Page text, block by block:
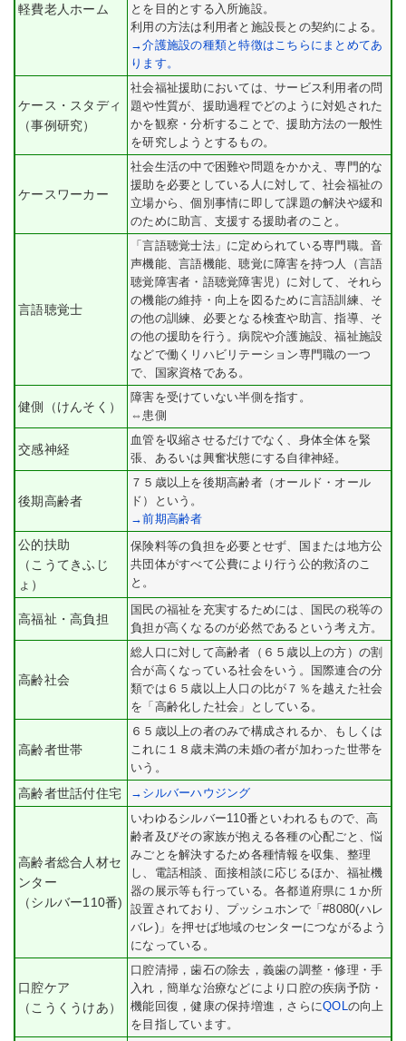
軽費老人ホーム
とを目的とする入所施設。
利用の方法は利用者と施設長との契約による。
→介護施設の種類と特徴はこちらにまとめてあ
ります。
ケース・スタディ
（事例研究）
社会福祉援助においては、サービス利用者の問
題や性質が、援助過程でどのように対処された
かを観察・分析することで、援助方法の一般性
を研究しようとするもの。
ケースワーカー
社会生活の中で困難や問題をかかえ、専門的な
援助を必要としている人に対して、社会福祉の
立場から、個別事情に即して課題の解決や緩和
のために助言、支援する援助者のこと。
言語聴覚士
「言語聴覚士法」に定められている専門職。音
声機能、言語機能、聴覚に障害を持つ人（言語
聴覚障害者・語聴覚障害児）に対して、それら
の機能の維持・向上を図るために言語訓練、そ
の他の訓練、必要となる検査や助言、指導、そ
の他の援助を行う。病院や介護施設、福祉施設
などで働くリハビリテーション専門職の一つ
で、国家資格である。
健側（けんそく）
障害を受けていない半側を指す。
⇔患側
交感神経
血管を収縮させるだけでなく、身体全体を緊
張、あるいは興奮状態にする自律神経。
後期高齢者
７５歳以上を後期高齢者（オールド・オール
ド）という。
→前期高齢者
公的扶助
（こうてきふじ
ょ）
保険料等の負担を必要とせず、国または地方公
共団体がすべて公費により行う公的救済のこ
と。
高福祉・高負担
国民の福祉を充実するためには、国民の税等の
負担が高くなるのが必然であるという考え方。
高齢社会
総人口に対して高齢者（６５歳以上の方）の割
合が高くなっている社会をいう。国際連合の分
類では６５歳以上人口の比が７％を越えた社会
を「高齢化した社会」としている。
高齢者世帯
６５歳以上の者のみで構成されるか、もしくは
これに１８歳未満の未婚の者が加わった世帯を
いう。
高齢者世話付住宅 →シルバーハウジング
高齢者総合人材セ
ンター
（シルバー110番)
いわゆるシルバー110番といわれるもので、高
齢者及びその家族が抱える各種の心配ごと、悩
みごとを解決するため各種情報を収集、整理
し、電話相談、面接相談に応じるほか、福祉機
器の展示等も行っている。各都道府県に１か所
設置されており、プッシュホンで「#8080(ハレ
バレ)」を押せば地域のセンターにつながるよう
になっている。
口腔ケア
（こうくうけあ）
口腔清掃，歯石の除去，義歯の調整・修理・手
入れ，簡単な治療などにより口腔の疾病予防・
機能回復，健康の保持増進，さらにQOLの向上
を目指しています。